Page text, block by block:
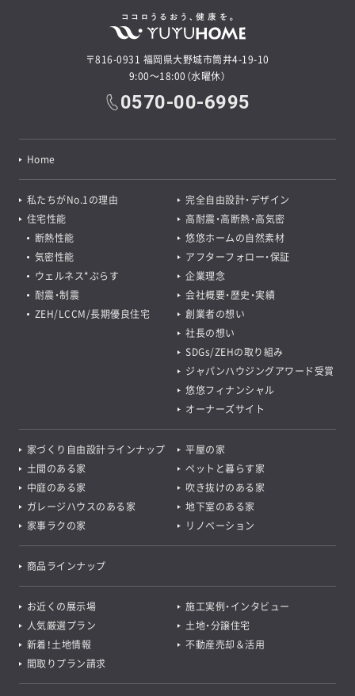
〒816-0931 福岡県大野城市筒井4-19-10
9:00～18:00（水曜休）
0570-00-6995
Home
私たちがNo.1の理由
完全自由設計・デザイン
住宅性能
断熱性能
気密性能
ウェルネス*ぷらす
耐震・制震
ZEH/LCCM/長期優良住宅
高耐震・高断熱・高気密
悠悠ホームの自然素材
アフターフォロー・保証
企業理念
会社概要・歴史・実績
創業者の想い
社長の想い
SDGs/ZEHの取り組み
ジャパンハウジングアワード受賞
悠悠フィナンシャル
オーナーズサイト
家づくり自由設計ラインナップ
平屋の家
土間のある家
ペットと暮らす家
中庭のある家
吹き抜けのある家
ガレージハウスのある家
地下室のある家
家事ラクの家
リノベーション
商品ラインナップ
お近くの展示場
施工実例・インタビュー
人気厳選プラン
土地・分譲住宅
新着！土地情報
不動産売却＆活用
間取りプラン請求